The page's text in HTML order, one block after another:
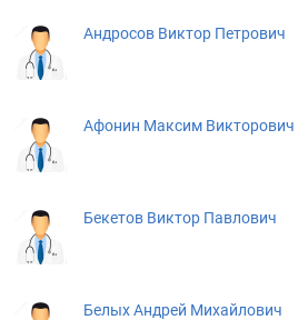
Андросов Виктор Петрович
Афонин Максим Викторович
Бекетов Виктор Павлович
Белых Андрей Михайлович